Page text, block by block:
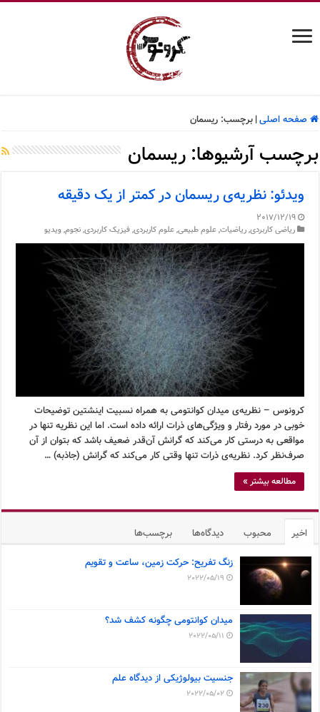
صفحه اصلی| برچسب:ریسمان
برچسب آرشیوها:ریسمان
ویدئو: نظریه‌ی ریسمان در کمتر از یک دقیقه
2017/12/19
ریاضی کاربردی,ریاضیات,علوم طبیعی,علوم کاربردی,فیزیک کاربردی,نجوم,ویدیو
کرونوس – نظریه‌ی میدان کوانتومی به همراه نسبیت اینشتین توضیحات
خوبی در مورد رفتار و ویژگی‌های ذرات ارائه داده است. اما این نظریه تنها در
مواقعی به درستی کار می‌کند که گرانش آن‌قدر ضعیف باشد که بتوان از آن
صرف‌نظر کرد. نظریه‌ی ذرات تنها وقتی کار می‌کند که گرانش (جاذبه) …
مطالعه بیشتر »
اخیر محبوب دیدگاه‌ها برچسب‌ها
زنگ تفریح: حرکت زمین، ساعت و تقویم
2022/05/19
میدان کوانتومی چگونه کشف شد؟
2022/05/11
جنسیت بیولوژیکی از دیدگاه علم
2022/05/02